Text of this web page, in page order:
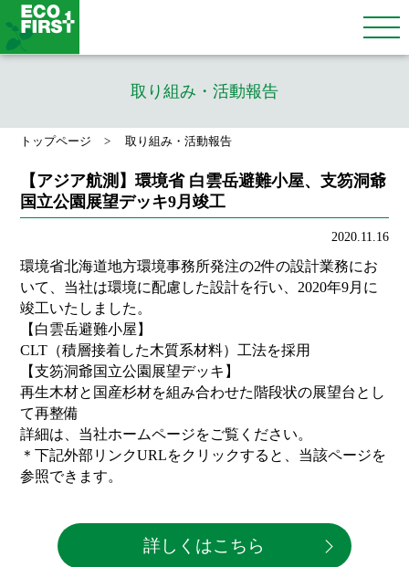
取り組み・活動報告
トップページ 取り組み・活動報告
【アジア航測】環境省 白雲岳避難小屋、支笏洞爺
国立公園展望デッキ9月竣工
2020.11.16
環境省北海道地方環境事務所発注の2件の設計業務にお
いて、当社は環境に配慮した設計を行い、2020年9月に
竣工いたしました。
【白雲岳避難小屋】
CLT（積層接着した木質系材料）工法を採用
【支笏洞爺国立公園展望デッキ】
再生木材と国産杉材を組み合わせた階段状の展望台とし
て再整備
詳細は、当社ホームページをご覧ください。
＊下記外部リンクURLをクリックすると、当該ページを
参照できます。
詳しくはこちら